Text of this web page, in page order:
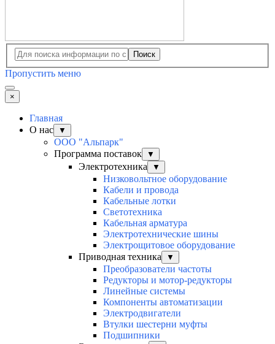
Поиск
Пропустить меню
×
Главная
О нас
▼
ООО "Альпарк"
Программа поставок
▼
Электротехника ▼
Низковольтное оборудование
Кабели и провода
Кабельные лотки
Светотехника
Кабельная арматура
Электротехнические шины
Электрощитовое оборудование
Приводная техника
▼
Преобразователи частоты
Редукторы и мотор-редукторы
Линейные системы
Компоненты автоматизации
Электродвигатели
Втулки шестерни муфты
Подшипники